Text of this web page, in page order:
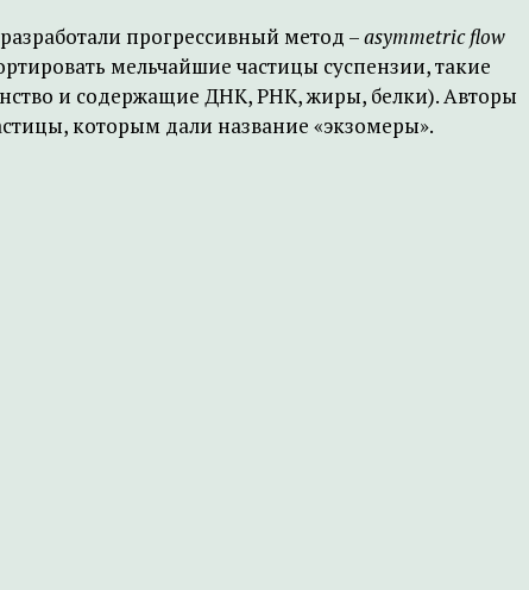
прогрессивный метод –asymmetric flow
мельчайшие частицы суспензии, такие
и содержащие ДНК, РНК, жиры, белки). Авторы
которым дали название «экзомеры».